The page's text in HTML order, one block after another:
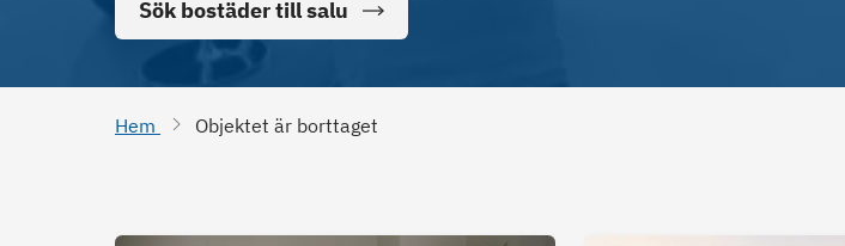
Sök bostäder till salu
Hem Objektet är borttaget